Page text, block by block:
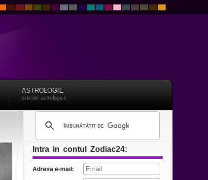
ASTROLOGIE
articole astrologice
Intra in contul Zodiac24:
Adresa e-mail: